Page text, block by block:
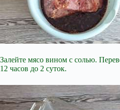
Залейте мясо вином с солью.
12 часов до 2 суток.